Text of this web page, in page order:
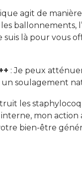
agit de
ballonnements,
suis là pour vous
: Je peux
un soulagement
les
mon action
bien-être